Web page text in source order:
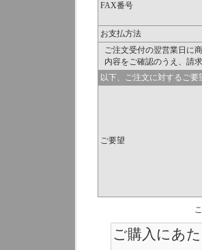
FAX番号
お支払方法
ご注文受付の翌営業日に
内容をご確認のうえ、請
以下、ご注文に対するご
ご要望